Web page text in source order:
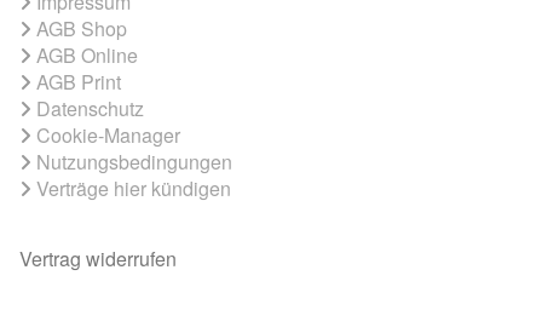
AGB Shop
AGB Online
AGB Print
Datenschutz
Cookie-Manager
Nutzungsbedingungen
Verträge hier kündigen
Vertrag widerrufen